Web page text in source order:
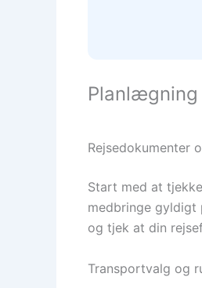
Rejsedokumenter
Start med at
medbringe gyldigt
og tjek at din
Transportvalg og